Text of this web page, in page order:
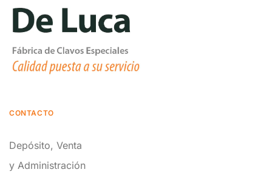
CONTACTO
Depósito, Venta
y Administración